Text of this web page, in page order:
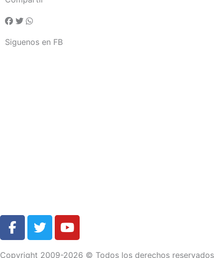
Siguenos en FB
F
a
T
w
Y
o
Copyright 2009-2026 © Todos los derechos reservados